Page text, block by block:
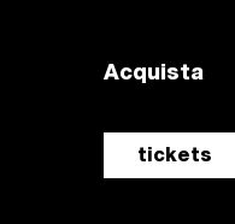
Acquista
tickets